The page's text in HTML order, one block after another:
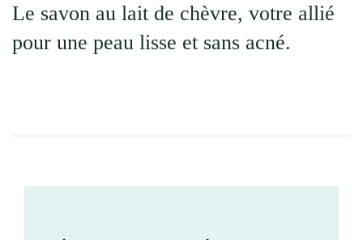
Le savon au lait de chèvre, votre allié
pour une peau lisse et sans acné.